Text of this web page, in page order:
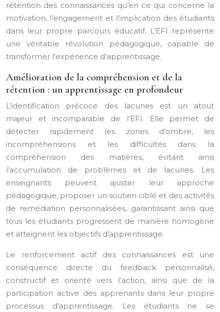
rétention des connaissances qu’en ce qui concerne la
motivation, l’engagement et l’implication des étudiants
dans leur propre parcours éducatif. L’EFI représente
une véritable révolution pédagogique, capable de
transformer l’expérience d’apprentissage.
Amélioration de la compréhension et de la
rétention : un apprentissage en profondeur
L’identification précoce des lacunes est un atout
majeur et incomparable de l’EFI. Elle permet de
détecter rapidement les zones d’ombre, les
incompréhensions et les difficultés dans la
compréhension des matières, évitant ainsi
l’accumulation de problèmes et de lacunes. Les
enseignants peuvent ajuster leur approche
pédagogique, proposer un soutien ciblé et des activités
de remédiation personnalisées, garantissant ainsi que
tous les étudiants progressent de manière homogène
et atteignent les objectifs d’apprentissage.
Le renforcement actif des connaissances est une
conséquence directe du feedback personnalisé,
constructif et orienté vers l’action, ainsi que de la
participation active des apprenants dans leur propre
processus d’apprentissage. Les étudiants ne se